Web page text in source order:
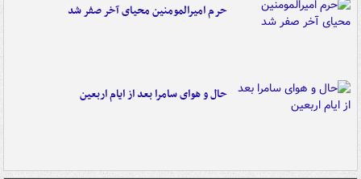
حرم امیرالمومنین محیای آخر صفر شد
حال و هوای سامرا بعد از ایام اربعین